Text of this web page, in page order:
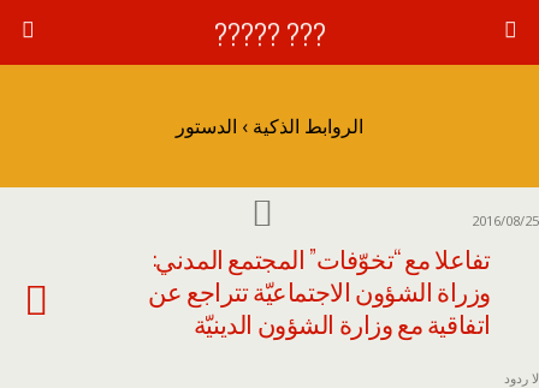
??? ?????
الروابط الذكية › الدستور
2016/08/25
تفاعلا مع “تخوّفات” المجتمع المدني:
وزراة الشؤون الاجتماعيّة تتراجع عن
اتفاقية مع وزارة الشؤون الدينيّة
لا ردود